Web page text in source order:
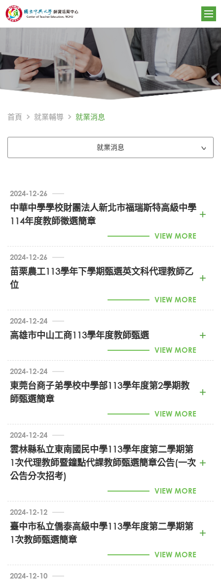
首頁 就業輔導 就業消息
就業消息
2024-12-26
中華中學學校財團法人新北市福瑞斯特高級中學
114年度教師徵選簡章
VIEW MORE
2024-12-26
苗栗農工113學年下學期甄選英文科代理教師乙
位
VIEW MORE
2024-12-24
高雄市中山工商113學年度教師甄選
VIEW MORE
專任教師教甄求才海報-1131218 (JPG)
113學年第2學期教師甄選簡章1131216 (DOC)
2024-12-24
東莞台商子弟學校中學部113學年度第2學期教
師甄選簡章
VIEW MORE
1130028462_東莞台商學校徵聘 (PDF)
2024-12-24
雲林縣私立東南國民中學113學年度第二學期第
1次代理教師暨鐘點代課教師甄選簡章公告(一次
公告分次招考)
VIEW MORE
113學年度第二學期_第1次代理教師暨鐘點代課教師甄選
113學年度第二學期_第1次代理教師暨鐘點代課教師甄選
2024-12-12
臺中市私立僑泰高級中學113學年度第二學期第
1次教師甄選簡章
VIEW MORE
2024-12-10